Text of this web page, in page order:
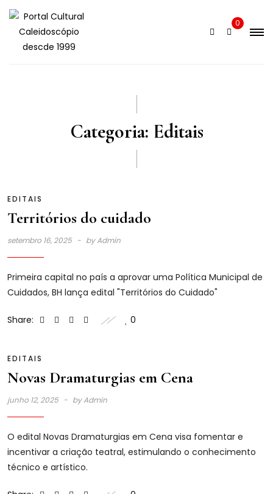
Skip
content
0
Categoria: Editais
EDITAIS
Territórios do cuidado
setembro 16, 2025 byAdmin
Primeira capital no país a aprovar uma Política Municipal de
Cuidados, BH lança edital "Territórios do Cuidado"
Share: 0
EDITAIS
Novas Dramaturgias em Cena
junho 12, 2025 byAdmin
O edital Novas Dramaturgias em Cena visa fomentar e
incentivar a criação teatral, estimulando o conhecimento
técnico e artístico.